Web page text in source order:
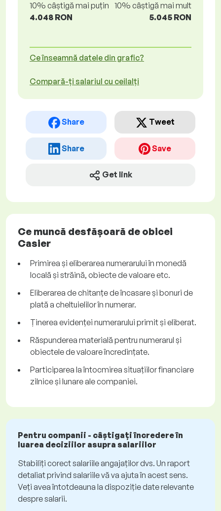
10% câștigă mai puțin
4.048 RON
10% câștigă mai mult
5.045 RON
Ce înseamnă datele din grafic?
Compară-ți salariul cu ceilalți
Share Tweet
Share Save
Get link
Ce muncă desfășoară de obicei
Casier
Primirea și eliberarea numerarului în monedă
locală și străină, obiecte de valoare etc.
Eliberarea de chitanțe de încasare și bonuri de
plată a cheltuielilor în numerar.
Ținerea evidenței numerarului primit și eliberat.
Răspunderea materială pentru numerarul și
obiectele de valoare încredințate.
Participarea la întocmirea situațiilor financiare
zilnice și lunare ale companiei.
Pentru companii - câștigați încredere în
luarea deciziilor asupra salariilor
Stabiliți corect salariile angajaților dvs. Un raport
detaliat privind salariile vă va ajuta în acest sens.
Veți avea întotdeauna la dispoziție date relevante
despre salarii.